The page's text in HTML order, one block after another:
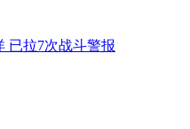
已拉7次战斗警报